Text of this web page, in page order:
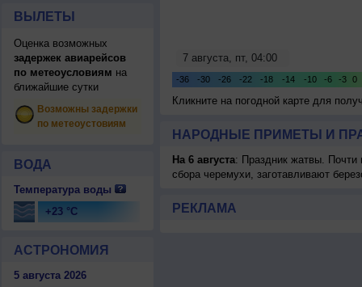
ВЫЛЕТЫ
Оценка возможных
задержек авиарейсов
по метеоусловиям на
ближайшие сутки
Возможны задержки
по метеоустовиям
ВОДА
Температура воды
+23 °C
АСТРОНОМИЯ
5 августа 2026
Кликните на погодной карте для
НАРОДНЫЕ ПРИМЕТЫ И
На 6 августа: Праздник жатвы. Почти
сбора черемухи, заготавливают
РЕКЛАМА